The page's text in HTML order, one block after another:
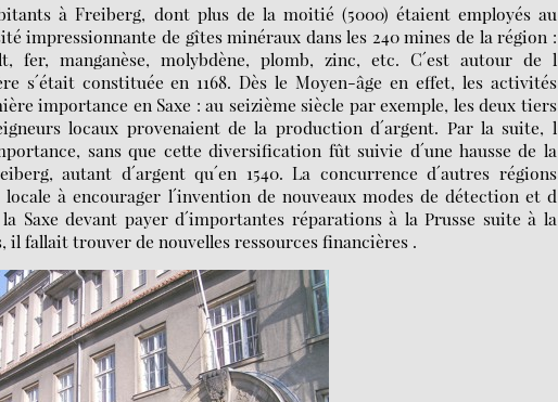
à Freiberg, dont plus de la moitié (5000) étaient employés au
impressionnante de gîtes minéraux dans les 240 mines de la région :
fer, manganèse, molybdène, plomb, zinc, etc. C´est autour de l
s´était constituée en 1168. Dès le Moyen-âge en effet, les activités
importance en Saxe : au seizième siècle par exemple, les deux tiers
locaux provenaient de la production d´argent. Par la suite, l
sans que cette diversification fût suivie d´une hausse de la
autant d´argent qu´en 1540. La concurrence d´autres régions
à encourager l´invention de nouveaux modes de détection et d
Saxe devant payer d´importantes réparations à la Prusse suite à la
il fallait trouver de nouvelles ressources financières .